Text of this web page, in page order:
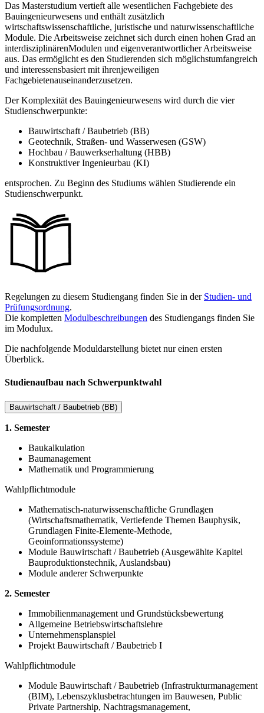
Das Masterstudium vertieft alle wesentlichen Fachgebiete des
Bauingenieurwesens und enthält zusätzlich
wirtschaftswissenschaftliche, juristische und naturwissenschaftliche
Module. Die Arbeitsweise zeichnet sich durch einen hohen Grad an
interdisziplinärenModulen und eigenverantwortlicher Arbeitsweise
aus. Das ermöglicht es den Studierenden sich möglichstumfangreich
und interessensbasiert mit ihrenjeweiligen
Fachgebietenauseinanderzusetzen.
Der Komplexität des Bauingenieurwesens wird durch die vier
Studienschwerpunkte:
Bauwirtschaft / Baubetrieb (BB)
Geotechnik, Straßen- und Wasserwesen (GSW)
Hochbau / Bauwerkserhaltung (HBB)
Konstruktiver Ingenieurbau (KI)
entsprochen. Zu Beginn des Studiums wählen Studierende ein
Studienschwerpunkt.
Regelungen zu diesem Studiengang finden Sie in der Studien- und
Prüfungsordnung.
Die kompletten Modulbeschreibungen des Studiengangs finden Sie
im Modulux.
Die nachfolgende Moduldarstellung bietet nur einen ersten
Überblick.
Studienaufbau nach Schwerpunktwahl
Bauwirtschaft / Baubetrieb (BB)
1. Semester
Baukalkulation
Baumanagement
Mathematik und Programmierung
Wahlpflichtmodule
Mathematisch-naturwissenschaftliche Grundlagen
(Wirtschaftsmathematik, Vertiefende Themen Bauphysik,
Grundlagen Finite-Elemente-Methode,
Geoinformationssysteme)
Module Bauwirtschaft / Baubetrieb (Ausgewählte Kapitel
Bauproduktionstechnik, Auslandsbau)
Module anderer Schwerpunkte
2. Semester
Immobilienmanagement und Grundstücksbewertung
Allgemeine Betriebswirtschaftslehre
Unternehmensplanspiel
Projekt Bauwirtschaft / Baubetrieb I
Wahlpflichtmodule
Module Bauwirtschaft / Baubetrieb (Infrastrukturmanagement
(BIM), Lebenszyklusbetrachtungen im Bauwesen, Public
Private Partnership, Nachtragsmanagement,